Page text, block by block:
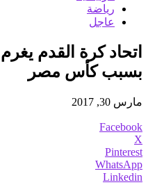
رياضة
عاجل
بسبب كأس مصر
مارس 30, 2017
Facebook
X
Pinterest
WhatsApp
Linkedin